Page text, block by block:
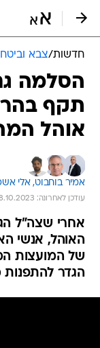
חדשות/צבא וביטחון
הסלמה
תקף
אוהל
אמיר בוחבוט, אלי
עודכן לאחרונה: 8.10.2023 / 12:23
אחרי שצה"ל
האוהל, אנשי
של המועצות
הגדר